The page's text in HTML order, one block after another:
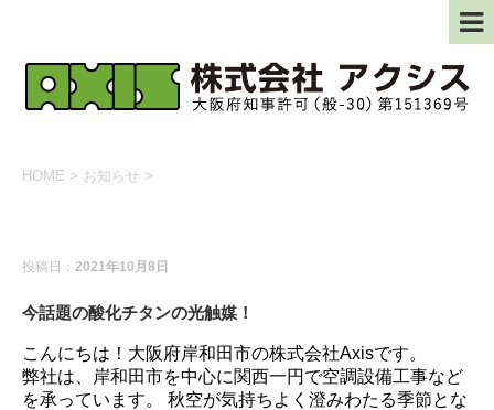
HOME > お知らせ >
投稿日： 2021年10月8日
今話題の酸化チタンの光触媒！
こんにちは！大阪府岸和田市の株式会社Axisです。
弊社は、岸和田市を中心に関西一円で空調設備工事など
を承っています。 秋空が気持ちよく澄みわたる季節とな